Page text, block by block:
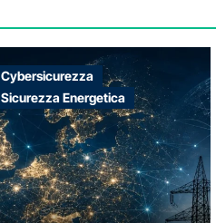
Cybersicurezza
Sicurezza Energetica